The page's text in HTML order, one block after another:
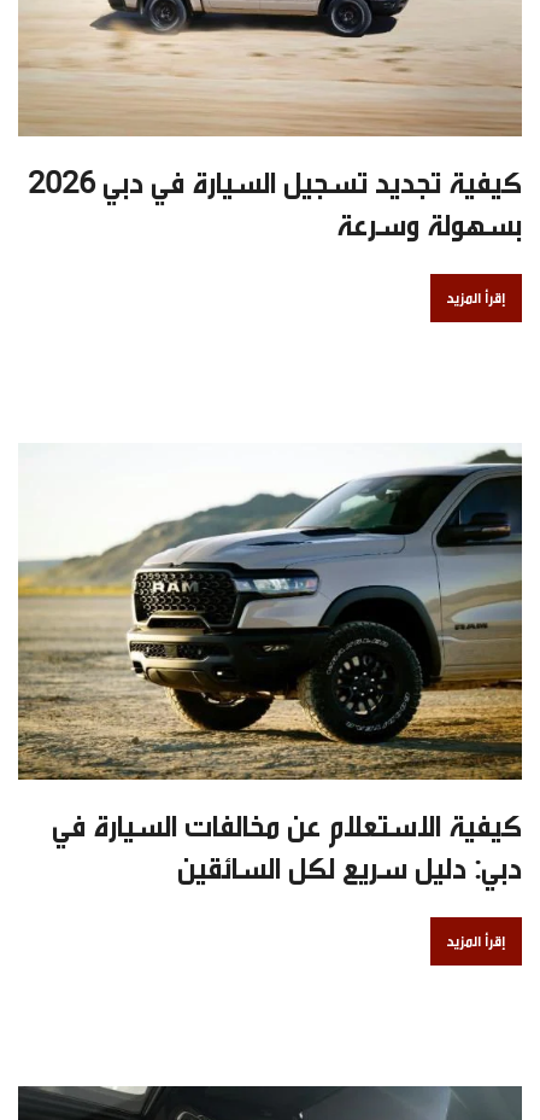
كيفية تجديد تسجيل السيارة في دبي 2026
بسهولة وسرعة
إقرأ المزيد
كيفية الاستعلام عن مخالفات السيارة في
دبي: دليل سريع لكل السائقين
إقرأ المزيد